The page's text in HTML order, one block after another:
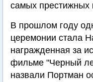
самых престижных
В прошлом году
церемонии стала
награжденная за
фильме "Черный
назвали Портман